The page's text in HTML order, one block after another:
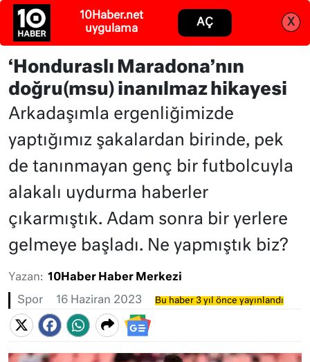
10Haber.net
uygulama
AÇ X
Abone ol Giriş
‘Honduraslı Maradona’nın
doğru(msu) inanılmaz hikayesi
Arkadaşımla ergenliğimizde
yaptığımız şakalardan birinde, pek
de tanınmayan genç bir futbolcuyla
alakalı uydurma haberler
çıkarmıştık. Adam sonra bir yerlere
gelmeye başladı. Ne yapmıştık biz?
Yazan: 10Haber Haber Merkezi
Spor 16 Haziran 2023 Bu haber 3 yıl önce yayınlandı